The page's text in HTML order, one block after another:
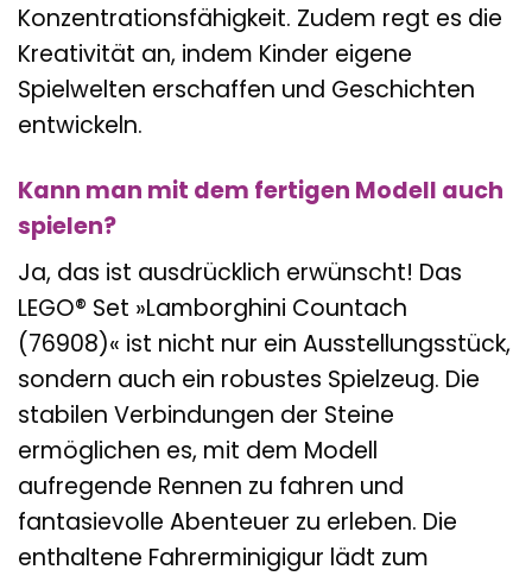
Konzentrationsfähigkeit. Zudem regt es die
Kreativität an, indem Kinder eigene
Spielwelten erschaffen und Geschichten
entwickeln.
Kann man mit dem fertigen Modell auch
spielen?
Ja, das ist ausdrücklich erwünscht! Das
LEGO® Set »Lamborghini Countach
(76908)« ist nicht nur ein Ausstellungsstück,
sondern auch ein robustes Spielzeug. Die
stabilen Verbindungen der Steine
ermöglichen es, mit dem Modell
aufregende Rennen zu fahren und
fantasievolle Abenteuer zu erleben. Die
enthaltene Fahrerminigigur lädt zum